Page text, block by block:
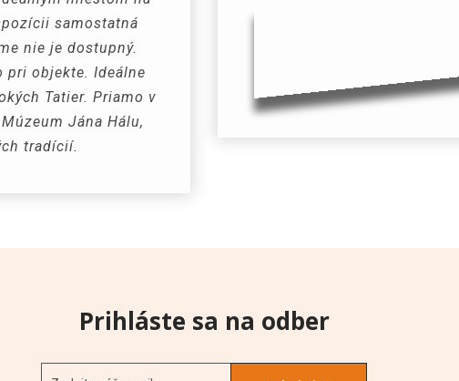
samostatná
nie je dostupný.
pri objekte. Ideálne
Tatier. Priamo v
Jána Hálu,
tradícií.
Prihláste sa na odber